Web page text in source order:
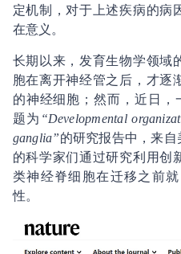
定机制，对于上述疾病的病
在意义。
长期以来，发育生物学领域
胞在离开神经管之后，才逐
的神经细胞；然而，近日，
题为 “Developmental
ganglia”的研究报告中，来
的科学家们通过研究利用创
类神经脊细胞在迁移之前
性。